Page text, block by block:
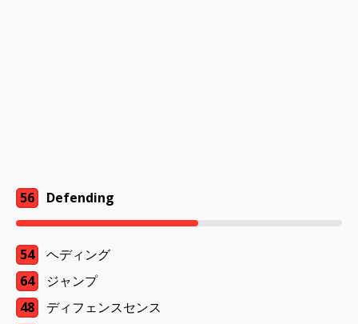
56 Defending
54
ヘディング
64
ジャンプ
48
ディフェンスセンス